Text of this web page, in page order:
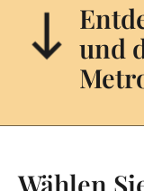
und
Wählen